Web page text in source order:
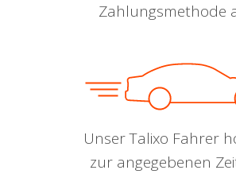
Zahlungsmethode
Unser Talixo Fahrer
zur angegebenen